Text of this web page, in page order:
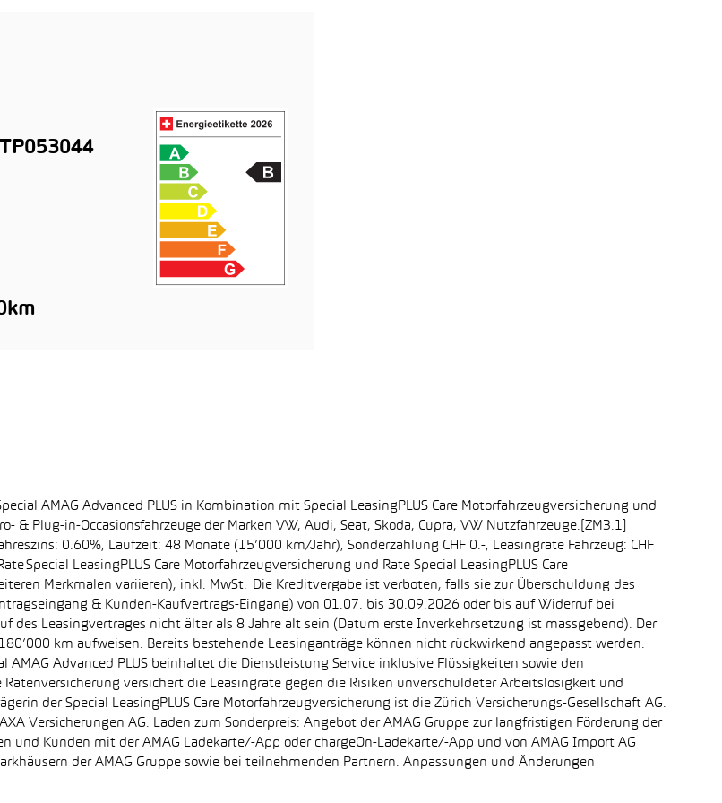
AMAG Advanced PLUS in Kombination mit Special LeasingPLUS Care Motorfahrzeugversicherung und
& Plug-in-Occasionsfahrzeuge der Marken VW, Audi, Seat, Skoda, Cupra, VW Nutzfahrzeuge.[ZM3.1]
0.60%, Laufzeit: 48 Monate (15’000 km/Jahr), Sonderzahlung CHF 0.-, Leasingrate Fahrzeug: CHF
Special LeasingPLUS Care Motorfahrzeugversicherung und Rate Special LeasingPLUS Care
Merkmalen variieren), inkl. MwSt. Die Kreditvergabe ist verboten, falls sie zur Überschuldung des
& Kunden-Kaufvertrags-Eingang) von 01.07. bis 30.09.2026 oder bis auf Widerruf bei
des Leasingvertrages nicht älter als 8 Jahre alt sein (Datum erste Inverkehrsetzung ist massgebend). Der
km aufweisen. Bereits bestehende Leasinganträge können nicht rückwirkend angepasst werden.
Advanced PLUS beinhaltet die Dienstleistung Service inklusive Flüssigkeiten sowie den
Ratenversicherung versichert die Leasingrate gegen die Risiken unverschuldeter Arbeitslosigkeit und
der Special LeasingPLUS Care Motorfahrzeugversicherung ist die Zürich Versicherungs-Gesellschaft AG.
Versicherungen AG. Laden zum Sonderpreis: Angebot der AMAG Gruppe zur langfristigen Förderung der
und Kunden mit der AMAG Ladekarte/-App oder chargeOn-Ladekarte/-App und von AMAG Import AG
der AMAG Gruppe sowie bei teilnehmenden Partnern. Anpassungen und Änderungen